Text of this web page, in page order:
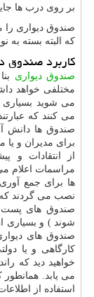
بر روی درب ها
صندوق دیواری را
که البته بسته به
کاربرد
صندوق دیواری
مختلفی خواهد
می شوید بسیاری
می کنند که
صندوق ها دانش
برای مدیران و یا
از انتقادات و
مراسمات اعلام
ها برای جمع
نصب می گردند که
صندوق های پست
شوند ) و بسیاری
صندوق های
کارگاهی و یا
خواهید دید که
می یابد.
استفاده از